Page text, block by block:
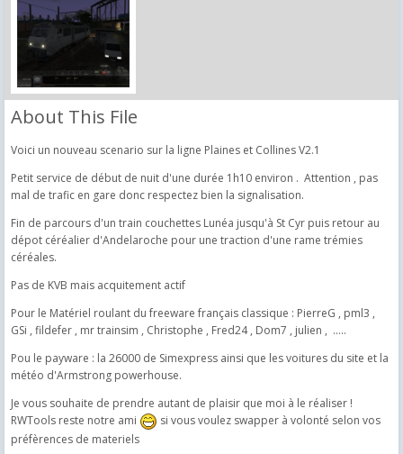
About This File
Voici un nouveau scenario sur la ligne Plaines et Collines V2.1
Petit service de début de nuit d'une durée 1h10 environ . Attention , pas
mal de trafic en gare donc respectez bien la signalisation.
Fin de parcours d'un train couchettes Lunéa jusqu'à St Cyr puis retour au
dépot céréalier d'Andelaroche pour une traction d'une rame trémies
céréales.
Pas de KVB mais acquitement actif
Pour le Matériel roulant du freeware français classique : PierreG , pml3 ,
GSi , fildefer , mr trainsim , Christophe , Fred24 , Dom7 , julien , .....
Pou le payware : la 26000 de Simexpress ainsi que les voitures du site et la
météo d'Armstrong powerhouse.
Je vous souhaite de prendre autant de plaisir que moi à le réaliser !
RWTools reste notre ami
si vous voulez swapper à volonté selon vos
préfèrences de materiels